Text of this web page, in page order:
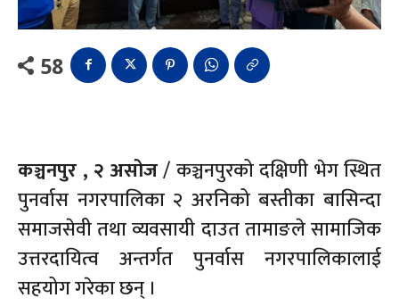
58
कञ्चनपुर , २ असोज/ कञ्चनपुरको दक्षिणी भेग स्थित
पुनर्वास नगरपालिका २ अरनिको बस्तीका बासिन्दा
समाजसेवी तथा व्यवसायी दाउत तामाङले सामाजिक
उत्तरदायित्व अन्तर्गत पुनर्वास नगरपालिकालाई
सहयोग गरेका छन् ।